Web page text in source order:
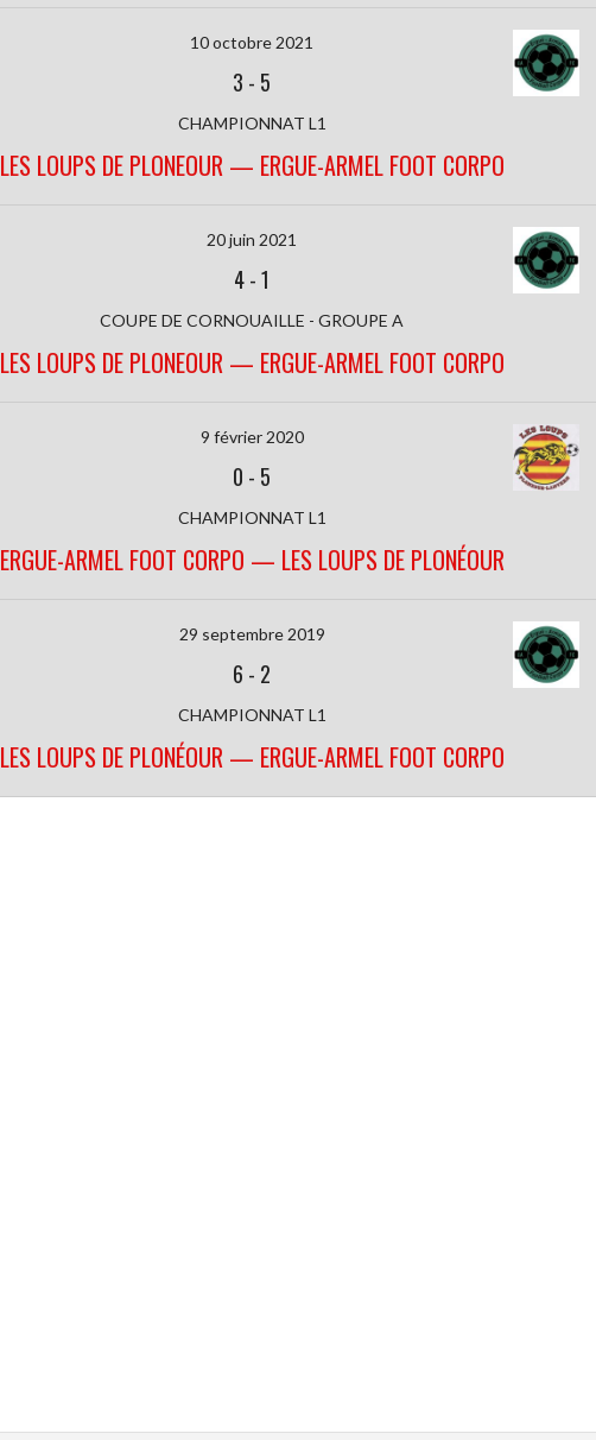
10 octobre 2021
3 - 5
CHAMPIONNAT L1
LES LOUPS DE PLONEOUR — ERGUE-ARMEL FOOT CORPO
20 juin 2021
4-1
COUPE DE CORNOUAILLE - GROUPE A
LES LOUPS DE PLONEOUR — ERGUE-ARMEL FOOT CORPO
9 février 2020
0 - 5
CHAMPIONNAT L1
ERGUE-ARMEL FOOT CORPO — LES LOUPS DE PLONÉOUR
29 septembre 2019
6 - 2
CHAMPIONNAT L1
LES LOUPS DE PLONÉOUR — ERGUE-ARMEL FOOT CORPO